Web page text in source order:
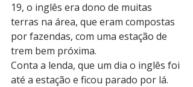
19, o inglês era dono de muitas
terras na área, que eram compostas
por fazendas, com uma estação de
trem bem próxima.
Conta a lenda, que um dia o inglês foi
até a estação e ficou parado por lá.